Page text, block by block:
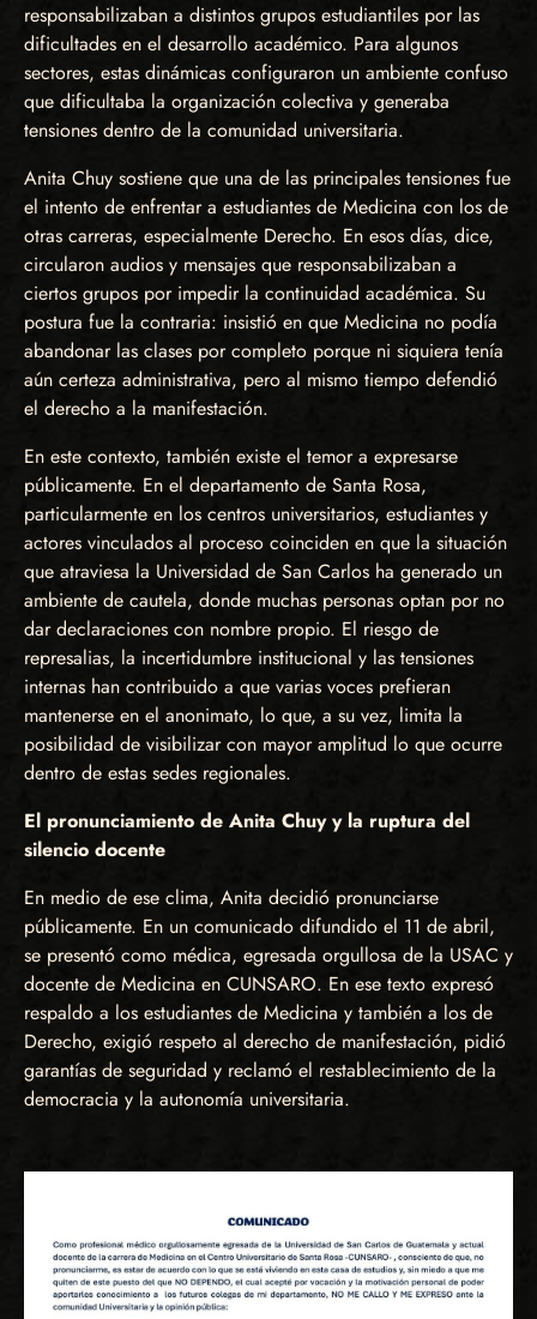
responsabilizaban a distintos grupos estudiantiles por las
dificultades en el desarrollo académico. Para algunos
sectores, estas dinámicas configuraron un ambiente confuso
que dificultaba la organización colectiva y generaba
tensiones dentro de la comunidad universitaria.
Anita Chuy sostiene que una de las principales tensiones fue
el intento de enfrentar a estudiantes de Medicina con los de
otras carreras, especialmente Derecho. En esos días, dice,
circularon audios y mensajes que responsabilizaban a
ciertos grupos por impedir la continuidad académica. Su
postura fue la contraria: insistió en que Medicina no podía
abandonar las clases por completo porque ni siquiera tenía
aún certeza administrativa, pero al mismo tiempo defendió
el derecho a la manifestación.
En este contexto, también existe el temor a expresarse
públicamente. En el departamento de Santa Rosa,
particularmente en los centros universitarios, estudiantes y
actores vinculados al proceso coinciden en que la situación
que atraviesa la Universidad de San Carlos ha generado un
ambiente de cautela, donde muchas personas optan por no
dar declaraciones con nombre propio. El riesgo de
represalias, la incertidumbre institucional y las tensiones
internas han contribuido a que varias voces prefieran
mantenerse en el anonimato, lo que, a su vez, limita la
posibilidad de visibilizar con mayor amplitud lo que ocurre
dentro de estas sedes regionales.
El pronunciamiento de Anita Chuy y la ruptura del
silencio docente
En medio de ese clima, Anita decidió pronunciarse
públicamente. En un comunicado difundido el 11 de abril,
se presentó como médica, egresada orgullosa de la USAC y
docente de Medicina en CUNSARO. En ese texto expresó
respaldo a los estudiantes de Medicina y también a los de
Derecho, exigió respeto al derecho de manifestación, pidió
garantías de seguridad y reclamó el restablecimiento de la
democracia y la autonomía universitaria.